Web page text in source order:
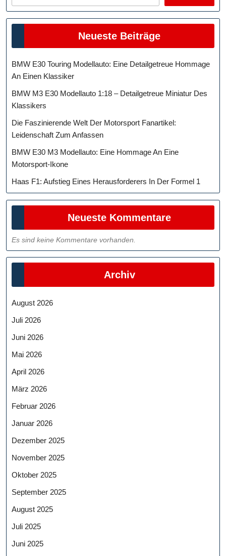
Neueste Beiträge
BMW E30 Touring Modellauto: Eine Detailgetreue Hommage
An Einen Klassiker
BMW M3 E30 Modellauto 1:18 – Detailgetreue Miniatur Des
Klassikers
Die Faszinierende Welt Der Motorsport Fanartikel:
Leidenschaft Zum Anfassen
BMW E30 M3 Modellauto: Eine Hommage An Eine
Motorsport-Ikone
Haas F1: Aufstieg Eines Herausforderers In Der Formel 1
Neueste Kommentare
Es sind keine Kommentare vorhanden.
Archiv
August 2026
Juli 2026
Juni 2026
Mai 2026
April 2026
März 2026
Februar 2026
Januar 2026
Dezember 2025
November 2025
Oktober 2025
September 2025
August 2025
Juli 2025
Juni 2025